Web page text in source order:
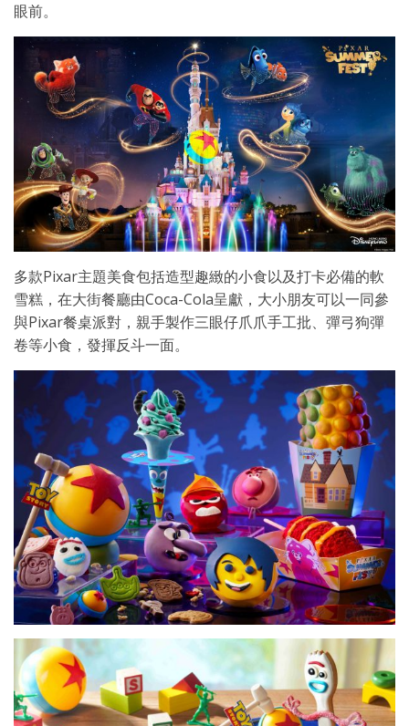
眼前。
多款Pixar主題美食包括造型趣緻的小食以及打卡必備的軟
雪糕，在大街餐廳由Coca-Cola呈獻，大小朋友可以一同參
與Pixar餐桌派對，親手製作三眼仔爪爪手工批、彈弓狗彈
卷等小食，發揮反斗一面。